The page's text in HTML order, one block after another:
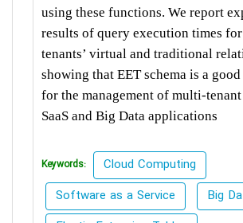
using these functions. We report
results of query execution times
tenants’ virtual and traditional
showing that EET schema is a
for the management of multi-
SaaS and Big Data applications
Keywords:
Cloud Computing
Software as a Service
Big